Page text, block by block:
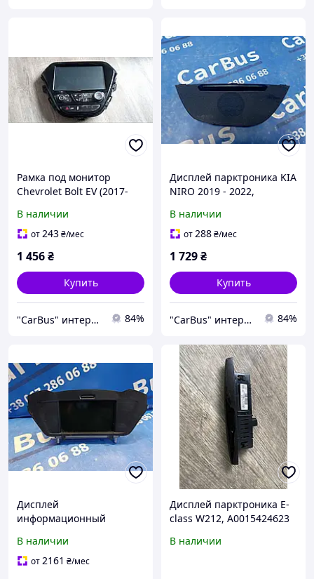
Рамка под монитор
Chevrolet Bolt EV (2017-
В наличии
от243₴/мес
1 456₴
Купить
"CarBus" интернет-магазин запчастей 84%
Дисплей парктроника KIA
NIRO 2019 - 2022,
В наличии
от288₴/мес
1 729₴
Купить
"CarBus" интернет-магазин запчастей 84%
Дисплей
информационный
(2012 - 2016), 1895836
В наличии
от2161 ₴/мес
Дисплей парктроника E-
class W212, A0015424623
В наличии